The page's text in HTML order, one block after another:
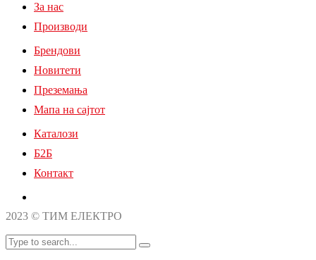
За нас
Производи
Брендови
Новитети
Преземања
Мапа на сајтот
Каталози
Б2Б
Контакт
2023 © ТИМ ЕЛЕКТРО